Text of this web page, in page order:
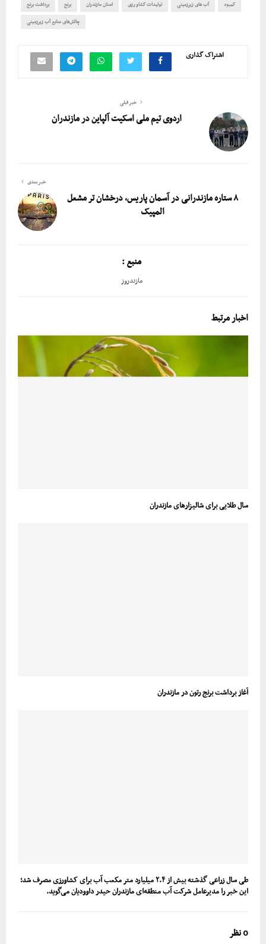
برداشت برنج برنج استان مازندران تولیدات کشاورزی آب های زیرزمینی کمبود
چالش‌های منابع آب زیرزمینی
اشتراک گذاری
خبر قبلی
اردوی تیم ملی اسکیت آلپاین در مازندران
خبر بعدی
۸ ستاره مازندرانی در آسمان پاریس، درخشان تر مشعل
المپیک
منبع :
مازندروز
اخبار مرتبط
سال طلایی برای شالیزارهای مازندران
آغاز برداشت برنج رتون در مازندران
طی سال زراعی گذشته بیش از ۲.۴ میلیارد متر مکعب آب برای کشاورزی مصرف شد؛
این خبر را مدیرعامل شرکت آب منطقه‌ای مازندران حیدر داوودیان می‌گوید.
0 نظر